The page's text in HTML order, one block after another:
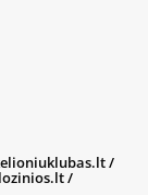
/
/